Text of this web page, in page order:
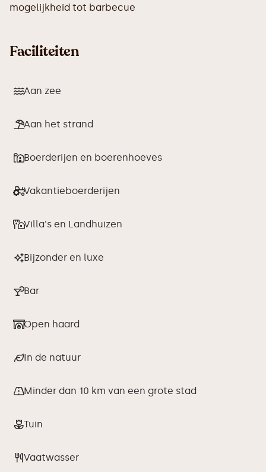
mogelijkheid tot barbecue
Faciliteiten
Aan zee
Aan het strand
Boerderijen en boerenhoeves
Vakantieboerderijen
Villa's en Landhuizen
Bijzonder en luxe
Bar
Open haard
In de natuur
Minder dan 10 km van een grote stad
Tuin
Vaatwasser